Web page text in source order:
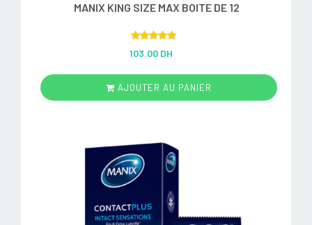
MANIX KING SIZE MAX BOITE DE 12
out of 5
103.00 DH
AJOUTER AU PANIER